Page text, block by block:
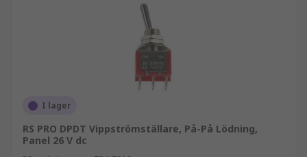
I lager
RS PRO DPDT Vippströmställare, På-På Lödning,
Panel 26 V dc